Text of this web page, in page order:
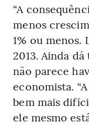
“A
menos
1% ou menos.
2013. Ainda
não parece
economista.
bem mais
ele mesmo